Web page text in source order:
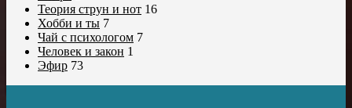
Теория струн и нот 16
Хобби и ты 7
Чай с психологом 7
Человек и закон 1
Эфир 73